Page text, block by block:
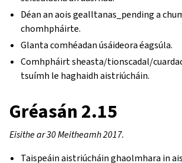
Déan an aois gealltanas_pending a
chomhpháirte.
Glanta comhéadan úsáideora éagsúla.
Comhpháirt sheasta/tionscadal/
tsuímh le haghaidh aistriúcháin.
Gréasán 2.15
Eisithe ar 30 Meitheamh 2017.
Taispeáin aistriúcháin ghaolmhara in